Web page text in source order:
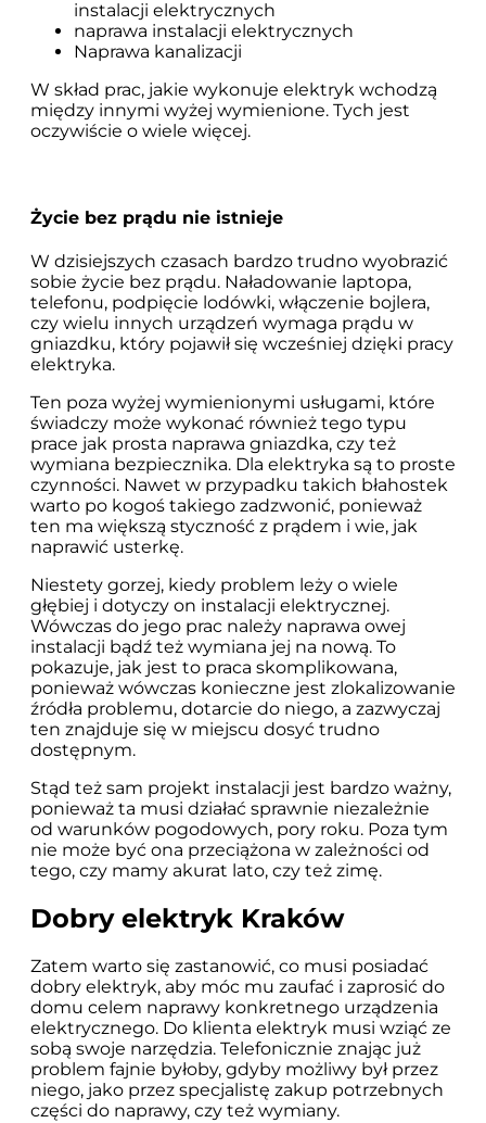
instalacji elektrycznych
naprawa instalacji elektrycznych
Naprawa kanalizacji
W skład prac, jakie wykonuje elektryk wchodzą
między innymi wyżej wymienione. Tych jest
oczywiście o wiele więcej.
Życie bez prądu nie istnieje
W dzisiejszych czasach bardzo trudno wyobrazić
sobie życie bez prądu. Naładowanie laptopa,
telefonu, podpięcie lodówki, włączenie bojlera,
czy wielu innych urządzeń wymaga prądu w
gniazdku, który pojawił się wcześniej dzięki pracy
elektryka.
Ten poza wyżej wymienionymi usługami, które
świadczy może wykonać również tego typu
prace jak prosta naprawa gniazdka, czy też
wymiana bezpiecznika. Dla elektryka są to proste
czynności. Nawet w przypadku takich błahostek
warto po kogoś takiego zadzwonić, ponieważ
ten ma większą styczność z prądem i wie, jak
naprawić usterkę.
Niestety gorzej, kiedy problem leży o wiele
głębiej i dotyczy on instalacji elektrycznej.
Wówczas do jego prac należy naprawa owej
instalacji bądź też wymiana jej na nową. To
pokazuje, jak jest to praca skomplikowana,
ponieważ wówczas konieczne jest zlokalizowanie
źródła problemu, dotarcie do niego, a zazwyczaj
ten znajduje się w miejscu dosyć trudno
dostępnym.
Stąd też sam projekt instalacji jest bardzo ważny,
ponieważ ta musi działać sprawnie niezależnie
od warunków pogodowych, pory roku. Poza tym
nie może być ona przeciążona w zależności od
tego, czy mamy akurat lato, czy też zimę.
Dobry elektryk Kraków
Zatem warto się zastanowić, co musi posiadać
dobry elektryk, aby móc mu zaufać i zaprosić do
domu celem naprawy konkretnego urządzenia
elektrycznego. Do klienta elektryk musi wziąć ze
sobą swoje narzędzia. Telefonicznie znając już
problem fajnie byłoby, gdyby możliwy był przez
niego, jako przez specjalistę zakup potrzebnych
części do naprawy, czy też wymiany.